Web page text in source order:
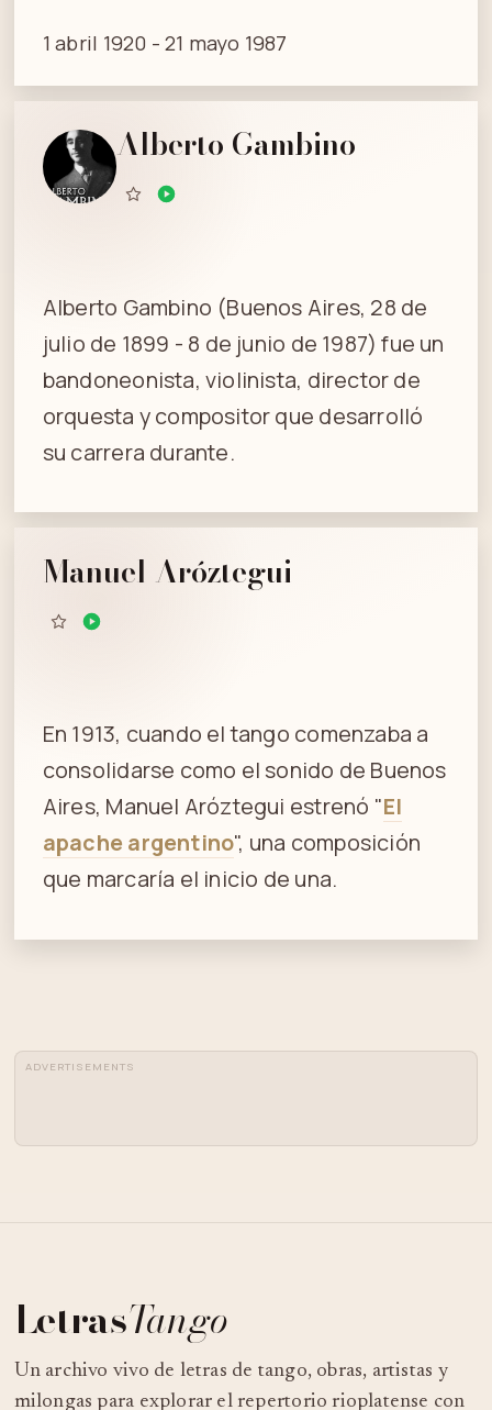
1 abril 1920 - 21 mayo 1987
Alberto Gambino
Alberto Gambino (Buenos Aires, 28 de
julio de 1899 - 8 de junio de 1987) fue un
bandoneonista, violinista, director de
orquesta y compositor que desarrolló
su carrera durante.
Manuel Aróztegui
En 1913, cuando el tango comenzaba a
consolidarse como el sonido de Buenos
Aires, Manuel Aróztegui estrenó "El
apache argentino", una composición
que marcaría el inicio de una.
ADVERTISEMENTS
LetrasTango
Un archivo vivo de letras de tango, obras, artistas y
milongas para explorar el repertorio rioplatense con